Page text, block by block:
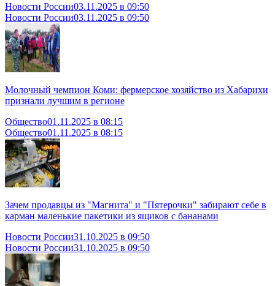
Новости России03.11.2025 в 09:50
Новости России03.11.2025 в 09:50
Молочный чемпион Коми: фермерское хозяйство из Хабарихи
признали лучшим в регионе
Общество01.11.2025 в 08:15
Общество01.11.2025 в 08:15
Зачем продавцы из "Магнита" и "Пятерочки" забирают себе в
карман маленькие пакетики из ящиков с бананами
Новости России31.10.2025 в 09:50
Новости России31.10.2025 в 09:50